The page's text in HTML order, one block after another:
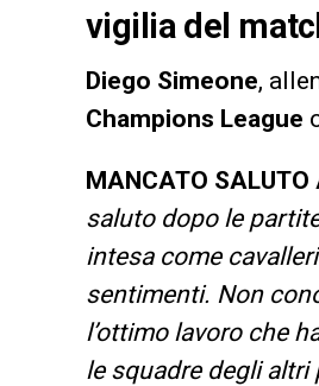
vigilia del
Diego Simeone,
Champions League
MANCATO SALUTO
saluto dopo le
intesa come
sentimenti. Non
l’ottimo lavoro che
le squadre degli altri